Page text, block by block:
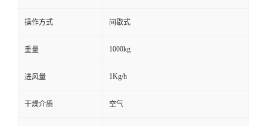
操作方式 间歇式
重量 1000kg
进风量 1Kg/h
干燥介质 空气